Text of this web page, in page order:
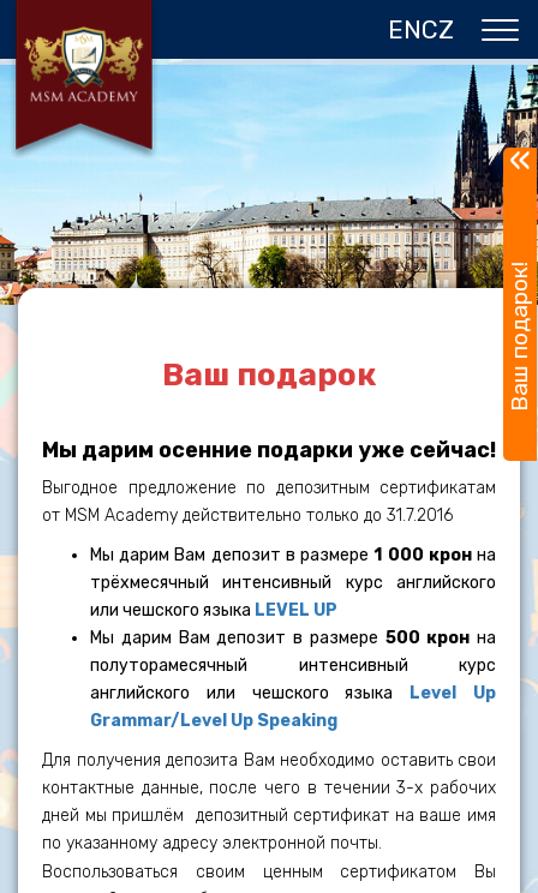
ENCZ
О НАС
ЧЕХИЯ
ПРОГРАММЫ В ПРАГЕ
ОТЗЫВЫ
Ваш подарок
Мы дарим осенние подарки уже сейчас!
Выгодное предложение по депозитным сертификатам
от MSM Academy действительно только до 31.7.2016
Мы дарим Вам депозит в размере1 000 кронна
трёхмесячный интенсивный курс английского
или чешского языка LEVEL UP
Мы дарим Вам депозит в размере 500 крон на
полуторамесячный интенсивный курс
английского или чешского языка
Level Up
Grammar/Level Up Speaking
Для получения депозита Вам необходимо оставить свои
контактные данные, после чего в течении 3-х рабочих
дней мы пришлём
депозитный сертификат на ваше имя
по указанному адресу электронной почты.
Воспользоваться своим ценным сертификатом Вы
«
Ваш подарок!